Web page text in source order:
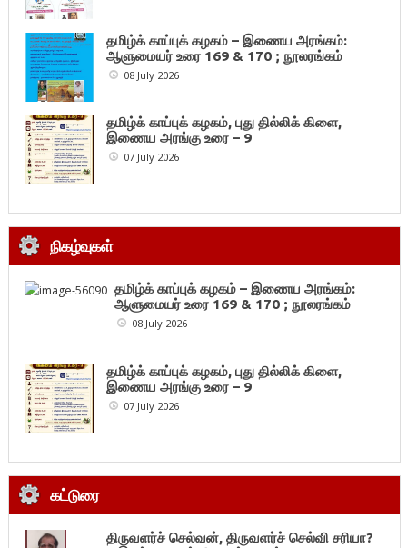
தமிழ்க் காப்புக் கழகம் – இணைய அரங்கம்:
ஆளுமையர் உரை 169 & 170 ; நூலரங்கம்
08 July 2026
தமிழ்க் காப்புக் கழகம், புது தில்லிக் கிளை,
இணைய அரங்கு உரை – 9
07 July 2026
நிகழ்வுகள்
தமிழ்க் காப்புக் கழகம் – இணைய அரங்கம்:
ஆளுமையர் உரை 169 & 170 ; நூலரங்கம்
08 July 2026
தமிழ்க் காப்புக் கழகம், புது தில்லிக் கிளை,
இணைய அரங்கு உரை – 9
07 July 2026
கட்டுரை
திருவளர்ச் செல்வன், திருவளர்ச் செல்வி சரியா?